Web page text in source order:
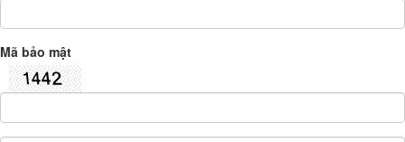
Mã bảo mật